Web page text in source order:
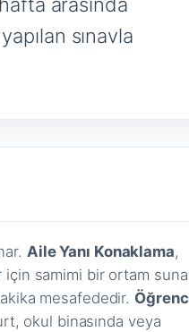
arasında
sınavla
Aile Yanı Konaklama,
samimi bir ortam
mesafededir.
okul binasında veya